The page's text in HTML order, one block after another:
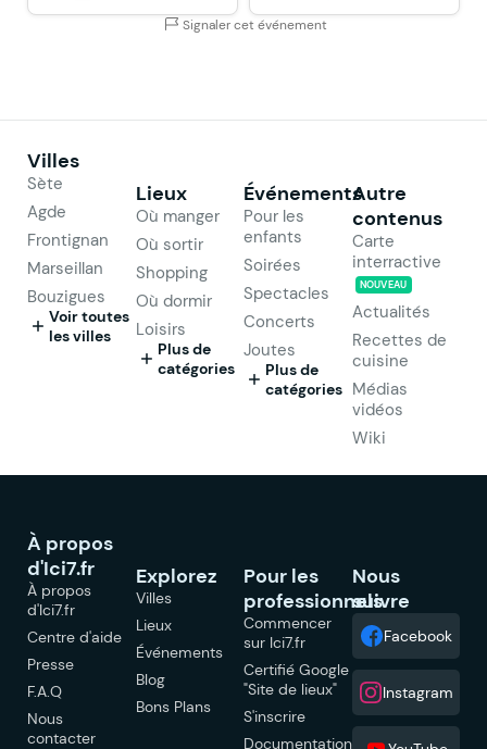
Signaler cet événement
Villes
Sète
Agde
Frontignan
Marseillan
Bouzigues
Voir toutes
les villes
Lieux
Où manger
Où sortir
Shopping
Où dormir
Loisirs
Plus de
catégories
Événements
Pour les
enfants
Soirées
Spectacles
Concerts
Joutes
Plus de
catégories
Autre
contenus
Carte
interractive
NOUVEAU
Actualités
Recettes de
cuisine
Médias
vidéos
Wiki
À propos
d'Ici7.fr
À propos
d'Ici7.fr
Centre d'aide
Presse
F.A.Q
Nous
contacter
Explorez
Villes
Lieux
Événements
Blog
Bons Plans
Pour les
professionnels
Commencer
sur Ici7.fr
Certifié Google
"Site de lieux"
S'inscrire
Documentation
Nous
suivre
Facebook
Instagram